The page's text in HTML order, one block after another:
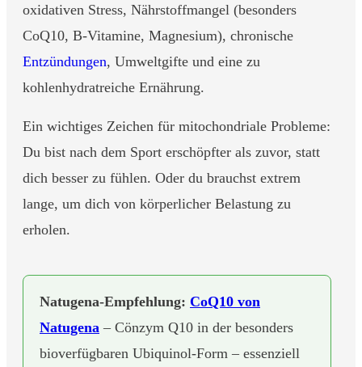
oxidativen Stress, Nährstoffmangel (besonders
CoQ10, B-Vitamine, Magnesium), chronische
Entzündungen, Umweltgifte und eine zu
kohlenhydratreiche Ernährung.
Ein wichtiges Zeichen für mitochondriale Probleme:
Du bist nach dem Sport erschöpfter als zuvor, statt
dich besser zu fühlen. Oder du brauchst extrem
lange, um dich von körperlicher Belastung zu
erholen.
Natugena-Empfehlung: CoQ10 von
Natugena – Cönzym Q10 in der besonders
bioverfügbaren Ubiquinol-Form – essenziell